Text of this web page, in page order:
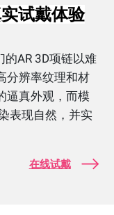
试戴体验
的AR 3D项链以难
分辨率纹理和材
逼真外观，而模
表现自然，并实
在线试戴